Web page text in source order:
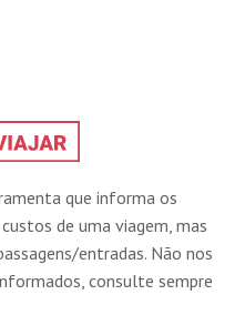
que informa os
de uma viagem, mas
entradas. Não nos
consulte sempre